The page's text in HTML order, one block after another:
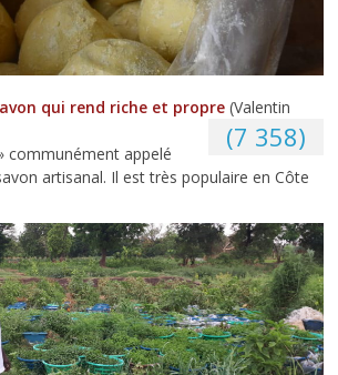
qui rend riche et propre (Valentin
(7 358)
communément appelé
artisanal. Il est très populaire en Côte